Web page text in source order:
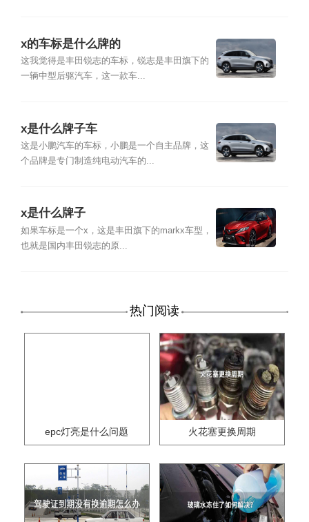
x的车标是什么牌的
这我觉得是丰田锐志的车标，锐志是丰田旗下的
一辆中型后驱汽车，这一款车...
x是什么牌子车
这是小鹏汽车的车标，小鹏是一个自主品牌，这
个品牌是专门制造纯电动汽车的...
x是什么牌子
如果车标是一个x，这是丰田旗下的markx车型，
也就是国内丰田锐志的原...
热门阅读
epc灯亮是什么问题 火花塞更换周期